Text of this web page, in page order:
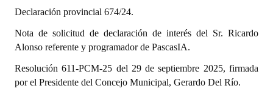
Organigrama
Informes de Gestión
Declaración provincial 674/24.
Nota de solicitud de declaración de interés del Sr. Ricardo
Alonso referente y programador de PascasIA.
Resolución 611-PCM-25 del 29 de septiembre 2025, firmada
por el Presidente del Concejo Municipal, Gerardo Del Río.